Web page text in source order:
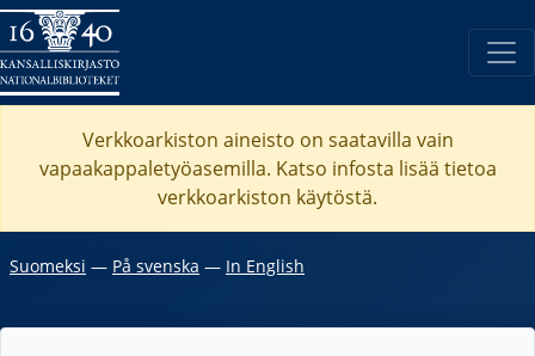
Verkkoarkiston aineisto on saatavilla vain
vapaakappaletyöasemilla. Katso infosta lisää tietoa
verkkoarkiston käytöstä.
Suomeksi ― På svenska ― In English